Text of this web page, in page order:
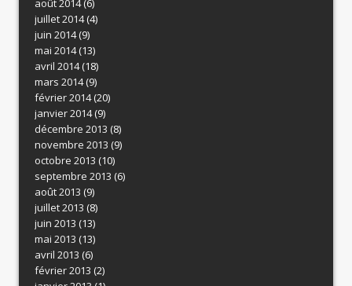
août 2014(6)
juillet 2014(4)
juin 2014(9)
mai 2014(13)
avril 2014(18)
mars 2014(9)
février 2014(20)
janvier 2014(9)
décembre 2013 (8)
novembre 2013 (9)
octobre 2013 (10)
septembre 2013 (6)
août 2013 (9)
juillet 2013 (8)
juin 2013 (13)
mai 2013 (13)
avril 2013 (6)
février 2013 (2)